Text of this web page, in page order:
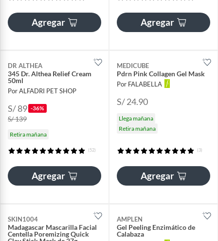
Agregar Agregar
DR ALTHEA
345 Dr. Althea Relief Cream
50ml
Por ALFADRI PET SHOP
S/ 89 -36%
S/ 139
Retira mañana
(52)
Agregar
MEDICUBE
Pdrn Pink Collagen Gel Mask
Por FALABELLA
S/ 24.90
Llega mañana
Retira mañana
(3)
Agregar
SKIN1004
Madagascar Mascarilla Facial
Centella Poremizing Quick
AMPLEN
Gel Peeling Enzimático de
Calabaza